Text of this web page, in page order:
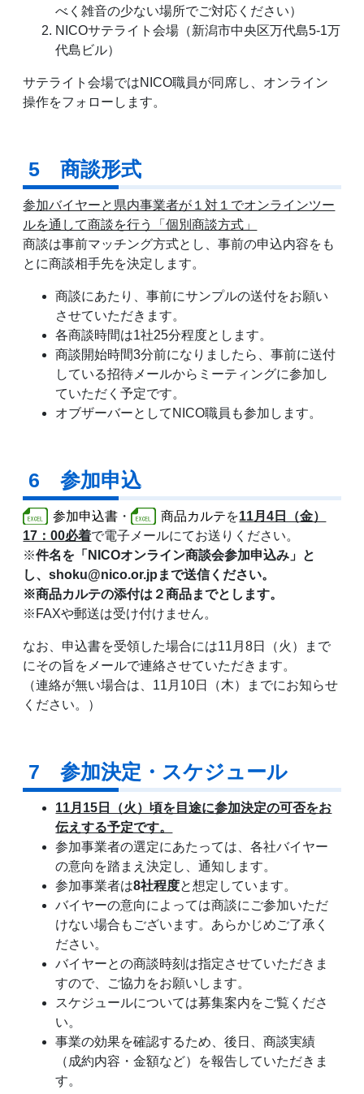
べく雑音の少ない場所でご対応ください）
NICOサテライト会場（新潟市中央区万代島5-1万
代島ビル）
サテライト会場ではNICO職員が同席し、オンライン
操作をフォローします。
5 商談形式
参加バイヤーと県内事業者が１対１でオンラインツー
ルを通して商談を行う「個別商談方式」
商談は事前マッチング方式とし、事前の申込内容をも
とに商談相手先を決定します。
商談にあたり、事前にサンプルの送付をお願い
させていただきます。
各商談時間は1社25分程度とします。
商談開始時間3分前になりましたら、事前に送付
している招待メールからミーティングに参加し
ていただく予定です。
オブザーバーとしてNICO職員も参加します。
6 参加申込
参加申込書 ・ 商品カルテを11月4日（金）
17：00必着で電子メールにてお送りください。
※件名を「NICOオンライン商談会参加申込み」と
し、shoku@nico.or.jpまで送信ください。
※商品カルテの添付は２商品までとします。
※FAXや郵送は受け付けません。
なお、申込書を受領した場合には11月8日（火）まで
にその旨をメールで連絡させていただきます。
（連絡が無い場合は、11月10日（木）までにお知らせ
ください。）
7 参加決定・スケジュール
11月15日（火）頃を目途に参加決定の可否をお
伝えする予定です。
参加事業者の選定にあたっては、各社バイヤー
の意向を踏まえ決定し、通知します。
参加事業者は8社程度と想定しています。
バイヤーの意向によっては商談にご参加いただ
けない場合もございます。あらかじめご了承く
ださい。
バイヤーとの商談時刻は指定させていただきま
すので、ご協力をお願いします。
スケジュールについては募集案内をご覧くださ
い。
事業の効果を確認するため、後日、商談実績
（成約内容・金額など）を報告していただきま
す。